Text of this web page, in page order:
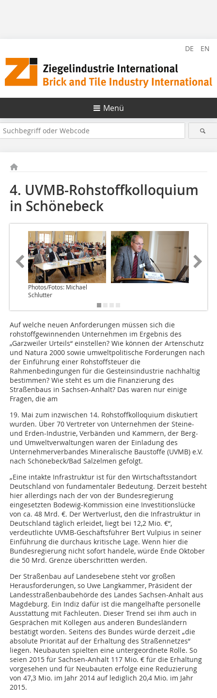
DE EN
Menü
4. UVMB-Rohstoffkolloquium
in Schönebeck
Photos/Fotos: Michael
Schlutter
Auf welche neuen Anforderungen müssen sich die
rohstoffgewinnenden Unternehmen im Ergebnis des
„Garzweiler Urteils“ einstellen? Wie können der Artenschutz
und Natura 2000 sowie umweltpolitische Forderungen nach
der Einführung einer Rohstoffsteuer die
Rahmenbedingungen für die Gesteinsindustrie nachhaltig
bestimmen? Wie steht es um die Finanzierung des
Straßenbaus in Sachsen-Anhalt? Das waren nur einige
Fragen, die am
19. Mai zum inzwischen 14. Rohstoffkolloquium diskutiert
wurden. Über 70 Vertreter von Unternehmen der Steine-
und Erden-Industrie, Verbänden und Kammern, der Berg-
und Umweltverwaltungen waren der Einladung des
Unternehmerverbandes Mineralische Baustoffe (UVMB) e.V.
nach Schönebeck/Bad Salzelmen gefolgt.
„Eine intakte Infrastruktur ist für den Wirtschaftsstandort
Deutschland von fundamentaler Bedeutung. Derzeit besteht
hier allerdings nach der von der Bundesregierung
eingesetzten Bodewig-Kommission eine Investitionslücke
von ca. 48 Mrd. €. Der Wertverlust, den die Infrastruktur in
Deutschland täglich erleidet, liegt bei 12,2 Mio. €“,
verdeutlichte UVMB-Geschäftsführer Bert Vulpius in seiner
Einführung die durchaus kritische Lage. Wenn hier die
Bundesregierung nicht sofort handele, würde Ende Oktober
die 50 Mrd. Grenze überschritten werden.
Der Straßenbau auf Landesebene steht vor großen
Herausforderungen, so Uwe Langkammer, Präsident der
Landesstraßenbaubehörde des Landes Sachsen-Anhalt aus
Magdeburg. Ein Indiz dafür ist die mangelhafte personelle
Ausstattung mit Fachleuten. Dieser Trend sei ihm auch in
Gesprächen mit Kollegen aus anderen Bundesländern
bestätigt worden. Seitens des Bundes würde derzeit „die
absolute Priorität auf der Erhaltung des Straßennetzes“
liegen. Neubauten spielten eine untergeordnete Rolle. So
seien 2015 für Sachsen-Anhalt 117 Mio. € für die Erhaltung
vorgesehen und für Neubauten erfolge eine Reduzierung
von 47,3 Mio. im Jahr 2014 auf lediglich 20,4 Mio. im Jahr
2015.